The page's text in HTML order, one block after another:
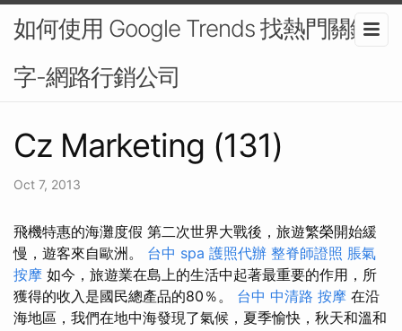
如何使用 Google Trends 找熱門關鍵
字-網路行銷公司
Cz Marketing (131)
Oct 7, 2013
飛機特惠的海灘度假 第二次世界大戰後，旅遊繁榮開始緩
慢，遊客來自歐洲。 台中 spa 護照代辦 整脊師證照 脹氣
按摩 如今，旅遊業在島上的生活中起著最重要的作用，所
獲得的收入是國民總產品的80％。 台中 中清路 按摩 在沿
海地區，我們在地中海發現了氣候，夏季愉快，秋天和溫和